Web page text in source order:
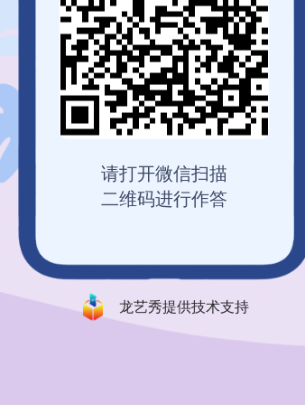
请打开微信扫描
二维码进行作答
龙艺秀提供技术支持